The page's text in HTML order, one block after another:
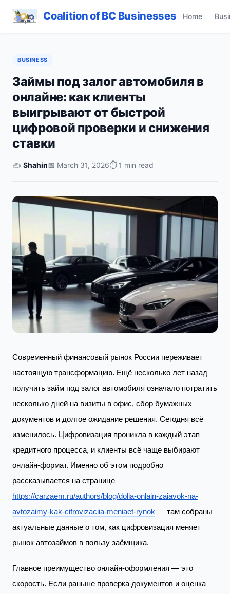
Coalition of BC Businesses Home
BUSINESS
Займы под залог автомобиля в
онлайне: как клиенты
выигрывают от быстрой
цифровой проверки и снижения
ставки
✍️ Shahin📅 March 31, 2026⏱ 1 min read
Современный финансовый рынок России переживает
настоящую трансформацию. Ещё несколько лет назад
получить займ под залог автомобиля означало потратить
несколько дней на визиты в офис, сбор бумажных
документов и долгое ожидание решения. Сегодня всё
изменилось. Цифровизация проникла в каждый этап
кредитного процесса, и клиенты всё чаще выбирают
онлайн-формат. Именно об этом подробно
рассказывается на странице
https://carzaem.ru/authors/blog/dolia-onlain-zaiavok-na-
avtozaimy-kak-cifrovizaciia-meniaet-rynok — там собраны
актуальные данные о том, как цифровизация меняет
рынок автозаймов в пользу заёмщика.
Главное преимущество онлайн-оформления — это
скорость. Если раньше проверка документов и оценка